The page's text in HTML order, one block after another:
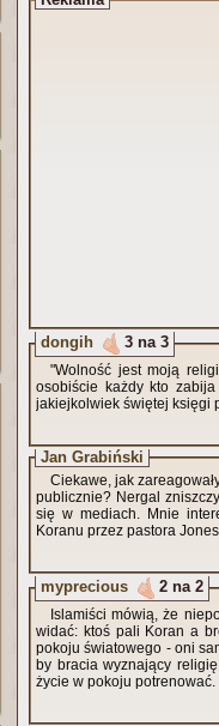
dongih 3 na 3
"Wolność jest moją
osobiście każdy kto
jakiejkolwiek świętej księgi
Jan Grabiński
Ciekawe, jak
publicznie? Nergal
się w mediach. Mnie
Koranu przez pastora
myprecious 2 na 2
Islamiści mówią, że
widać: ktoś pali Koran a
pokoju światowego - oni
by bracia wyznający
życie w pokoju potrenować.